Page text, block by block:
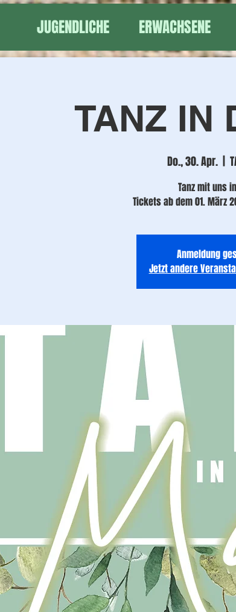
JUGENDLICHE ERWACHSENE
TANZ IN
Do., 30. Apr.
Tanz mit uns
Tickets ab dem 01. März
Anmeldung
Jetzt andere